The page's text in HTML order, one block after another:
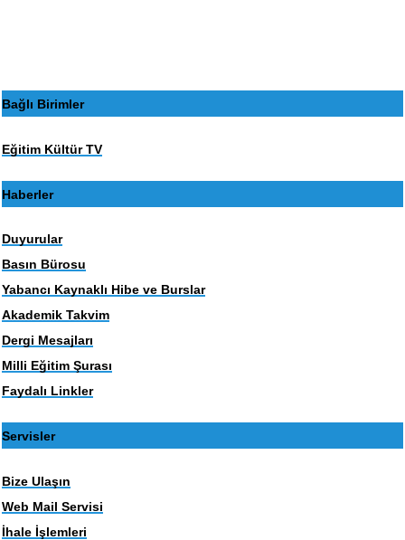
Bağlı Birimler
Eğitim Kültür TV
Haberler
Duyurular
Basın Bürosu
Yabancı Kaynaklı Hibe ve Burslar
Akademik Takvim
Dergi Mesajları
Milli Eğitim Şurası
Faydalı Linkler
Servisler
Bize Ulaşın
Web Mail Servisi
İhale İşlemleri